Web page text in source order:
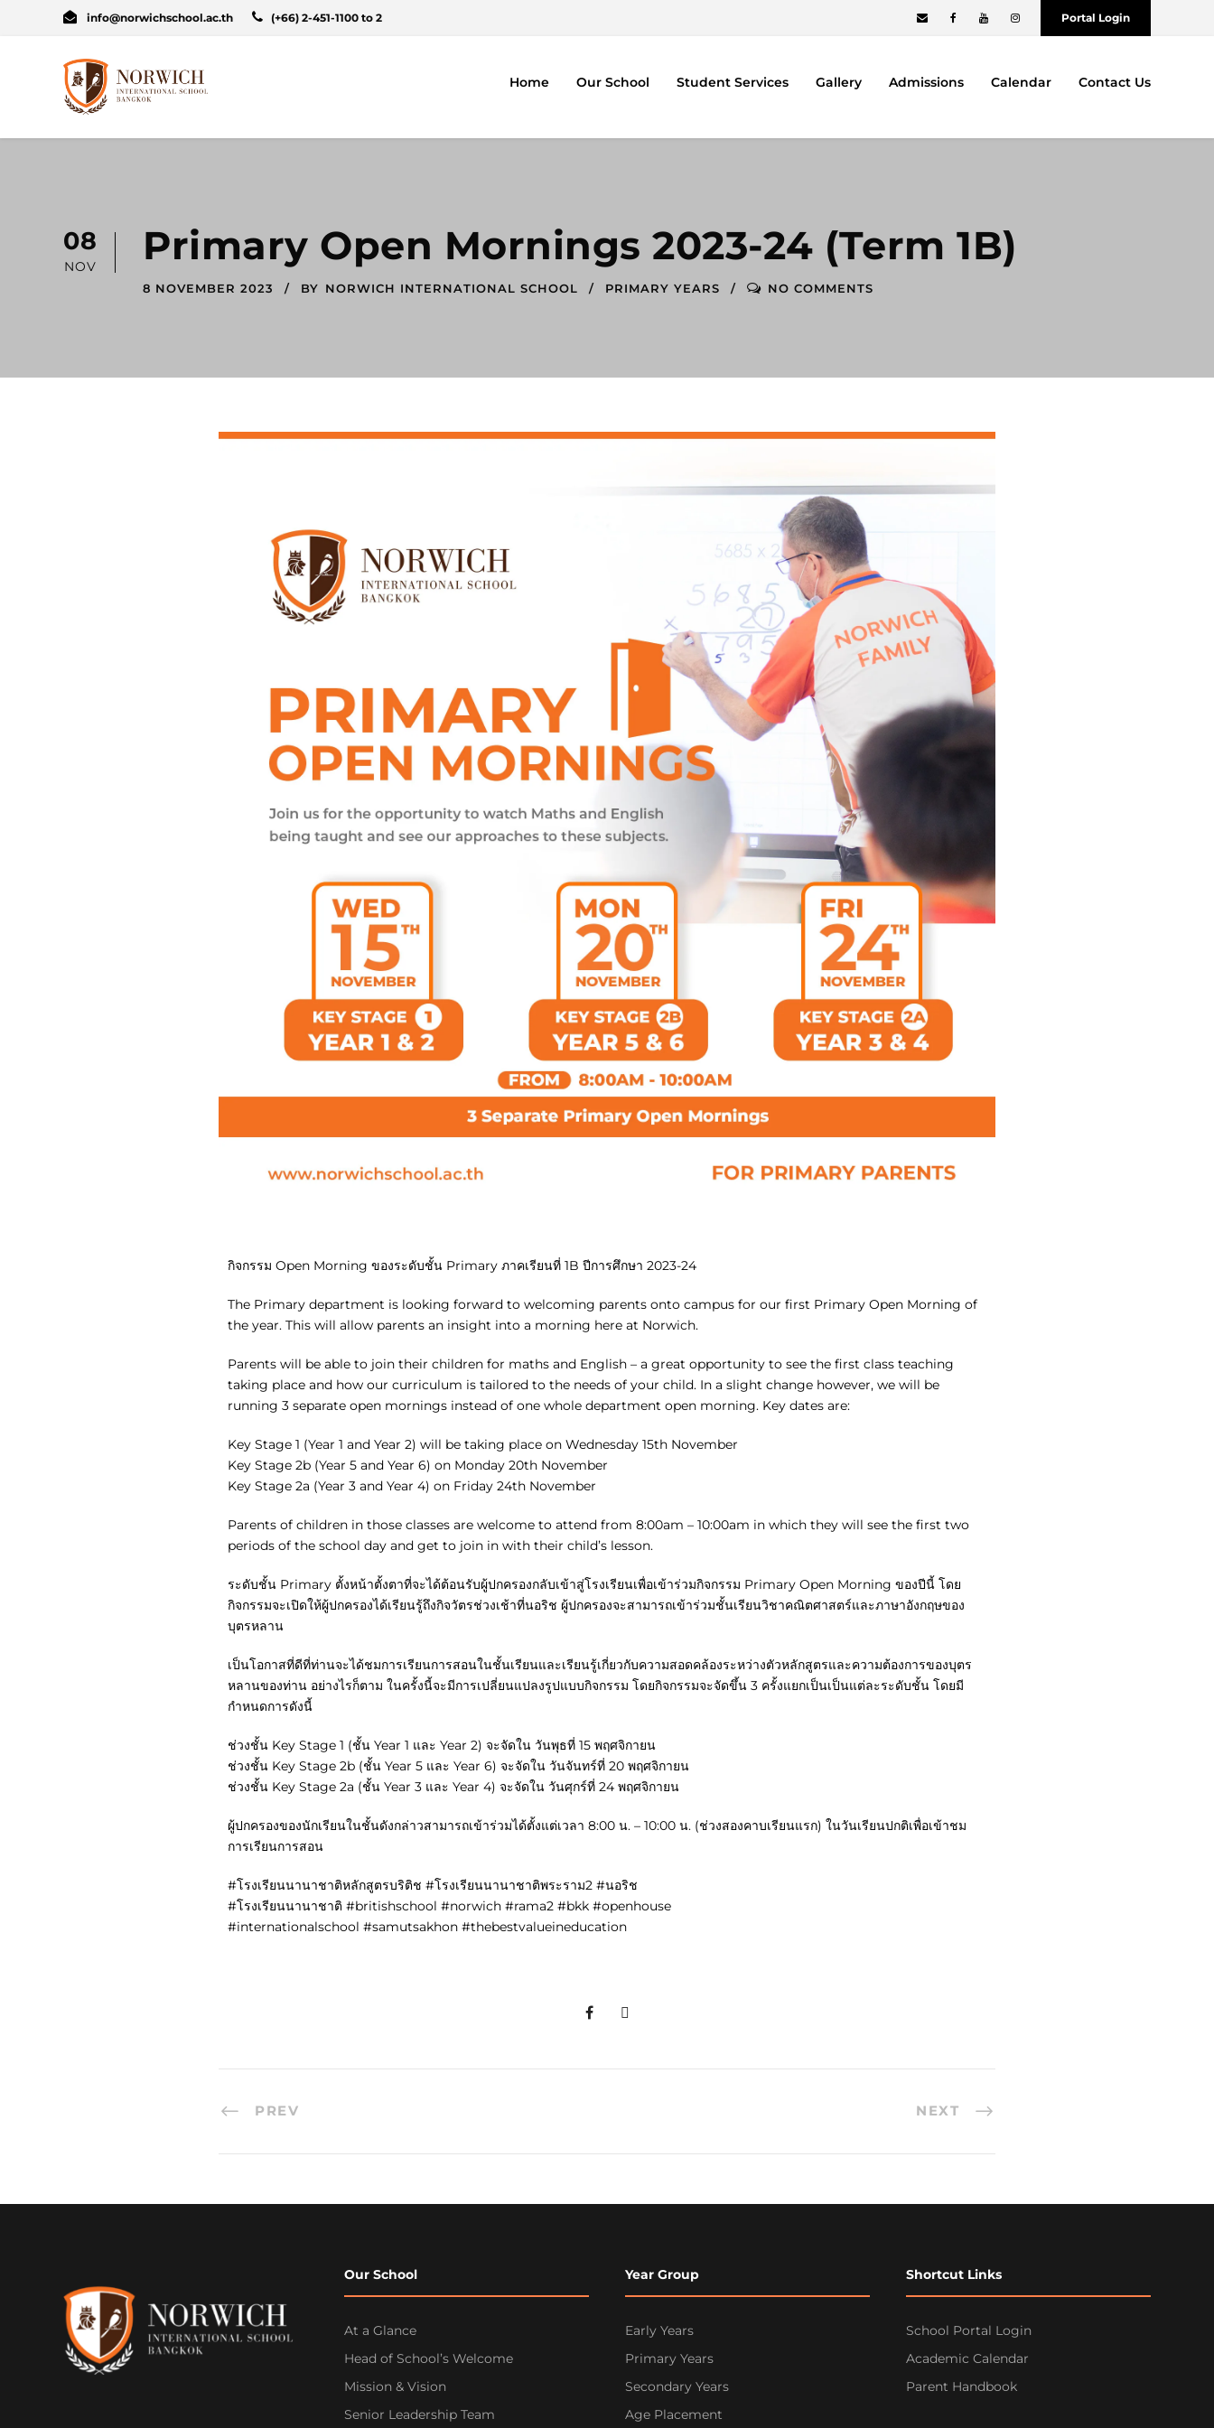
info@norwichschool.ac.th (+66) 2-451-1100 to 2 Portal Login
Home Our School Student Services Gallery Admissions Calendar Contact Us
08
NOV Primary Open Mornings 2023-24 (Term 1B)
8 NOVEMBER 2023 BY NORWICH INTERNATIONAL SCHOOL PRIMARY YEARS NO COMMENTS
กิจกรรม Open Morning ของระดับชั้น Primary ภาคเรียนที่ 1B ปีการศึกษา 2023-24
The Primary department is looking forward to welcoming parents onto campus for our first Primary Open Morning of
the year. This will allow parents an insight into a morning here at Norwich.
Parents will be able to join their children for maths and English – a great opportunity to see the first class teaching
taking place and how our curriculum is tailored to the needs of your child. In a slight change however, we will be
running 3 separate open mornings instead of one whole department open morning. Key dates are:
Key Stage 1 (Year 1 and Year 2) will be taking place on Wednesday 15th November
Key Stage 2b (Year 5 and Year 6) on Monday 20th November
Key Stage 2a (Year 3 and Year 4) on Friday 24th November
Parents of children in those classes are welcome to attend from 8:00am – 10:00am in which they will see the first two
periods of the school day and get to join in with their child’s lesson.
ระดับชั้น Primary ตั้งหน้าตั้งตาที่จะได้ต้อนรับผู้ปกครองกลับเข้าสู่โรงเรียนเพื่อเข้าร่วมกิจกรรม Primary Open Morning ของปีนี้ โดย
กิจกรรมจะเปิดให้ผู้ปกครองได้เรียนรู้ถึงกิจวัตรช่วงเช้าที่นอริช ผู้ปกครองจะสามารถเข้าร่วมชั้นเรียนวิชาคณิตศาสตร์และภาษาอังกฤษของ
บุตรหลาน
เป็นโอกาสที่ดีที่ท่านจะได้ชมการเรียนการสอนในชั้นเรียนและเรียนรู้เกี่ยวกับความสอดคล้องระหว่างตัวหลักสูตรและความต้องการของบุตร
หลานของท่าน อย่างไรก็ตาม ในครั้งนี้จะมีการเปลี่ยนแปลงรูปแบบกิจกรรม โดยกิจกรรมจะจัดขึ้น 3 ครั้งแยกเป็นเป็นแต่ละระดับชั้น โดยมี
กำหนดการดังนี้
ช่วงชั้น Key Stage 1 (ชั้น Year 1 และ Year 2) จะจัดใน วันพุธที่ 15 พฤศจิกายน
ช่วงชั้น Key Stage 2b (ชั้น Year 5 และ Year 6) จะจัดใน วันจันทร์ที่ 20 พฤศจิกายน
ช่วงชั้น Key Stage 2a (ชั้น Year 3 และ Year 4) จะจัดใน วันศุกร์ที่ 24 พฤศจิกายน
ผู้ปกครองของนักเรียนในชั้นดังกล่าวสามารถเข้าร่วมได้ตั้งแต่เวลา 8:00 น. – 10:00 น. (ช่วงสองคาบเรียนแรก) ในวันเรียนปกติเพื่อเข้าชม
การเรียนการสอน
#โรงเรียนนานาชาติหลักสูตรบริติช #โรงเรียนนานาชาติพระราม2 #นอริช
#โรงเรียนนานาชาติ #britishschool #norwich #rama2 #bkk #openhouse
#internationalschool #samutsakhon #thebestvalueineducation
PREV NEXT
Our School
At a Glance
Head of School’s Welcome
Mission & Vision
Senior Leadership Team
Year Group
Early Years
Primary Years
Secondary Years
Age Placement
Shortcut Links
School Portal Login
Academic Calendar
Parent Handbook